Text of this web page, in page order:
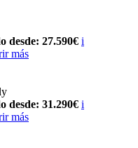
desde: 27.590€ i
más
desde: 31.290€ i
más